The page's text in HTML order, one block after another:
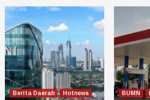
Berita Daerah
Hotnews
BUMN